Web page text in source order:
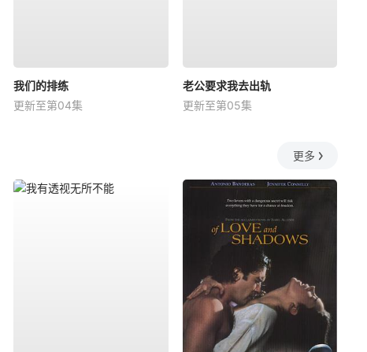
我们的排练
更新至第04集
老公要求我去出轨
更新至第05集
更多